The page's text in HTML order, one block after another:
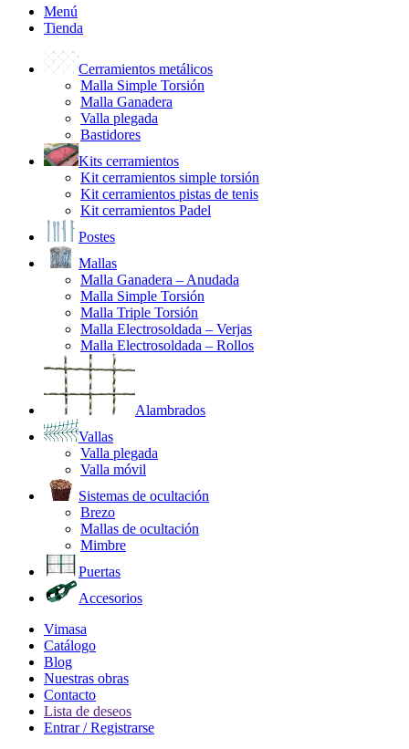
Menú
Tienda
Cerramientos metálicos
Malla Simple Torsión
Malla Ganadera
Valla plegada
Bastidores
Kits cerramientos
Kit cerramientos simple torsión
Kit cerramientos pistas de tenis
Kit cerramientos Padel
Postes
Mallas
Malla Ganadera – Anudada
Malla Simple Torsión
Malla Triple Torsión
Malla Electrosoldada – Verjas
Malla Electrosoldada – Rollos
Alambrados
Vallas
Valla plegada
Valla móvil
Sistemas de ocultación
Brezo
Mallas de ocultación
Mimbre
Puertas
Accesorios
Vimasa
Catálogo
Blog
Nuestras obras
Contacto
Lista de deseos
Entrar / Registrarse